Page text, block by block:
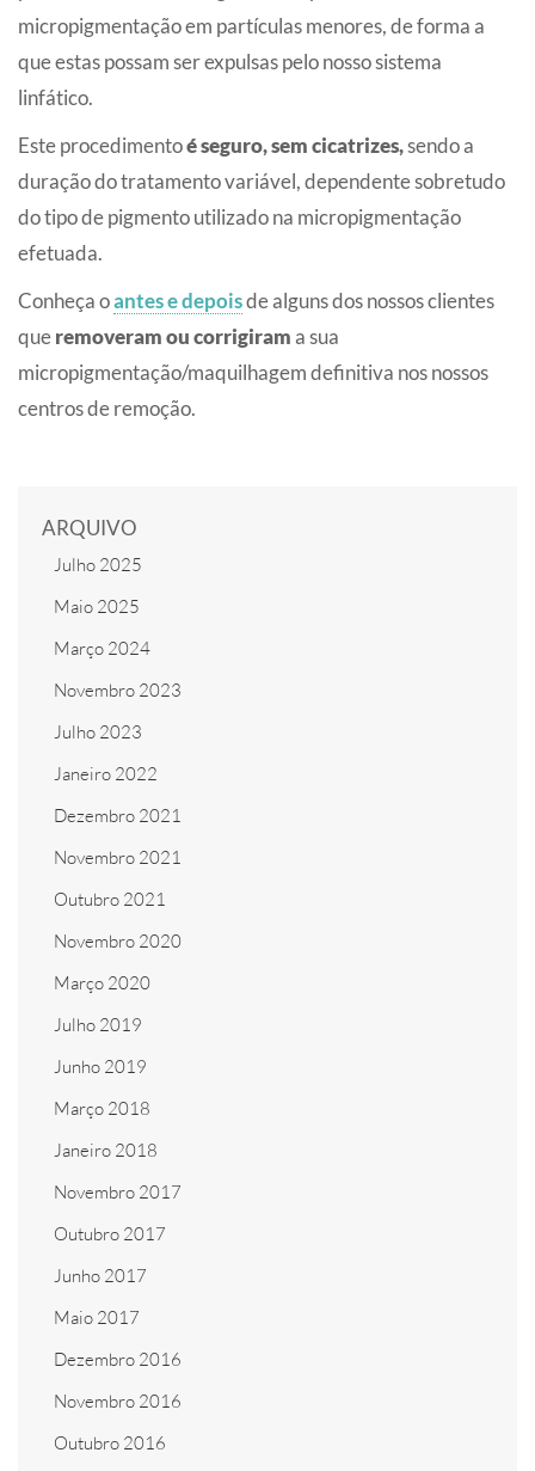
micropigmentação em partículas menores, de forma a
que estas possam ser expulsas pelo nosso sistema
linfático.
Este procedimentoé seguro, sem cicatrizes,sendo a
duração do tratamento variável, dependente sobretudo
do tipo de pigmento utilizado na micropigmentação
efetuada.
Conheça oantes e depoisde alguns dos nossos clientes
queremoveram ou corrigirama sua
micropigmentação/maquilhagem definitiva nos nossos
centros de remoção.
ARQUIVO
Julho 2025
Maio 2025
Março 2024
Novembro 2023
Julho 2023
Janeiro 2022
Dezembro 2021
Novembro 2021
Outubro 2021
Novembro 2020
Março 2020
Julho 2019
Junho 2019
Março 2018
Janeiro 2018
Novembro 2017
Outubro 2017
Junho 2017
Maio 2017
Dezembro 2016
Novembro 2016
Outubro 2016